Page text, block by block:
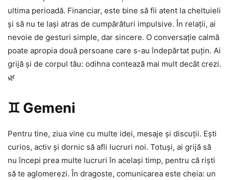
ultima perioadă. Financiar, este bine să fii atent la cheltuieli
și să nu te lași atras de cumpărături impulsive. În relații, ai
nevoie de gesturi simple, dar sincere. O conversație calmă
poate apropia două persoane care s-au îndepărtat puțin. Ai
grijă și de corpul tău: odihna contează mai mult decât crezi.
🌿
♊ Gemeni
Pentru tine, ziua vine cu multe idei, mesaje și discuții. Ești
curios, activ și dornic să afli lucruri noi. Totuși, ai grijă să
nu începi prea multe lucruri în același timp, pentru că riști
să te aglomerezi. În dragoste, comunicarea este cheia: un